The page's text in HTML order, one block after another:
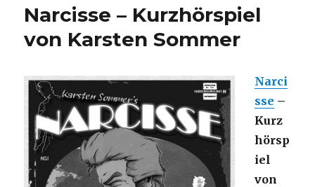
Narcisse – Kurzhörspiel
von Karsten Sommer
Narci
sse –
Kurz
hörsp
iel
von